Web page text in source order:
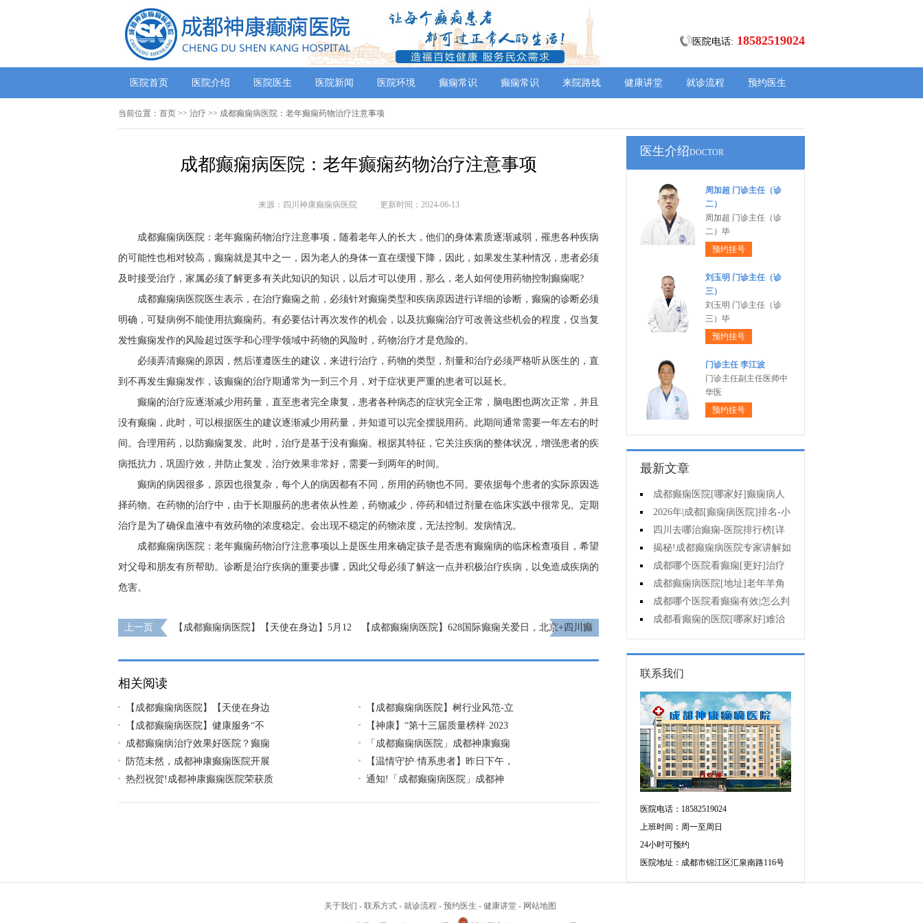
医院电话: 18582519024
医院首页 医院介绍 医院医生 医院新闻 医院环境 癫痫常识 癫痫常识 来院路线 健康讲堂 就诊流程 预约医生
当前位置： 首页 >> 治疗 >> 成都癫痫病医院：老年癫痫药物治疗注意事项
成都癫痫病医院：老年癫痫药物治疗注意事项
来源：四川神康癫痫病医院 更新时间：2024-06-13
成都癫痫病医院：老年癫痫药物治疗注意事项，随着老年人的长大，他们的身体素质逐渐减弱，罹患各种疾病
的可能性也相对较高，癫痫就是其中之一，因为老人的身体一直在缓慢下降，因此，如果发生某种情况，患者必须
及时接受治疗，家属必须了解更多有关此知识的知识，以后才可以使用，那么，老人如何使用药物控制癫痫呢?
成都癫痫病医院医生表示，在治疗癫痫之前，必须针对癫痫类型和疾病原因进行详细的诊断，癫痫的诊断必须
明确，可疑病例不能使用抗癫痫药。有必要估计再次发作的机会，以及抗癫痫治疗可改善这些机会的程度，仅当复
发性癫痫发作的风险超过医学和心理学领域中药物的风险时，药物治疗才是危险的。
必须弄清癫痫的原因，然后谨遵医生的建议，来进行治疗，药物的类型，剂量和治疗必须严格听从医生的，直
到不再发生癫痫发作，该癫痫的治疗期通常为一到三个月，对于症状更严重的患者可以延长。
癫痫的治疗应逐渐减少用药量，直至患者完全康复，患者各种病态的症状完全正常，脑电图也两次正常，并且
没有癫痫，此时，可以根据医生的建议逐渐减少用药量，并知道可以完全摆脱用药。此期间通常需要一年左右的时
间。合理用药，以防癫痫复发。此时，治疗是基于没有癫痫。根据其特征，它关注疾病的整体状况，增强患者的疾
病抵抗力，巩固疗效，并防止复发，治疗效果非常好，需要一到两年的时间。
癫病的病因很多，原因也很复杂，每个人的病因都有不同，所用的药物也不同。要依据每个患者的实际原因选
择药物。在药物的治疗中，由于长期服药的患者依从性差，药物减少，停药和错过剂量在临床实践中很常见。定期
治疗是为了确保血液中有效药物的浓度稳定。会出现不稳定的药物浓度，无法控制。发病情况。
成都癫痫病医院：老年癫痫药物治疗注意事项以上是医生用来确定孩子是否患有癫痫病的临床检查项目，希望
对父母和朋友有所帮助。诊断是治疗疾病的重要步骤，因此父母必须了解这一点并积极治疗疾病，以免造成疾病的
危害。
上一页
【成都癫痫病医院】【天使在身边】5月12
【成都癫痫病医院】628国际癫痫关爱日，北京+四川癫
相关阅读
【成都癫痫病医院】【天使在身边
【成都癫痫病医院】树行业风范-立
【成都癫痫病医院】健康服务“不
【神康】“第十三届质量榜样·2023
成都癫痫病治疗效果好医院？癫痫
「成都癫痫病医院」成都神康癫痫
防范未然，成都神康癫痫医院开展
【温情守护·情系患者】昨日下午，
热烈祝贺!成都神康癫痫医院荣获质
通知!​「成都癫痫病医院」成都神
医生介绍DOCTOR
周加超 门诊主任（诊
二）
周加超 门诊主任（诊
二）毕
预约挂号
刘玉明 门诊主任（诊
三）
刘玉明 门诊主任（诊
三）毕
预约挂号
门诊主任 李江波
门诊主任副主任医师中
华医
预约挂号
最新文章
成都癫痫医院[哪家好]癫痫病人
能活多久?
2026年|成都[癫痫病医院]排名-小
儿癫痫症状是什么?
四川去哪治癫痫-医院排行榜[详
细排名]儿童癫痫治疗要注意什么?
揭秘!成都癫痫病医院专家讲解如
何避免癫痫病的遗传给孩子?
成都哪个医院看癫痫[更好]治疗
癫痫的药物不良反应是什么?
成都癫痫病医院[地址]老年羊角
风心理怎么调整?
成都哪个医院看癫痫有效|怎么判
断癫痫有没有发作?
成都看癫痫的医院[哪家好]难治
性癫痫怎么治疗呢?
联系我们
医院电话：18582519024
上班时间：周一至周日
24小时可预约
医院地址：成都市锦江区汇泉南路116号
关于我们 - 联系方式 - 就诊流程 - 预约医生 - 健康讲堂 - 网站地图